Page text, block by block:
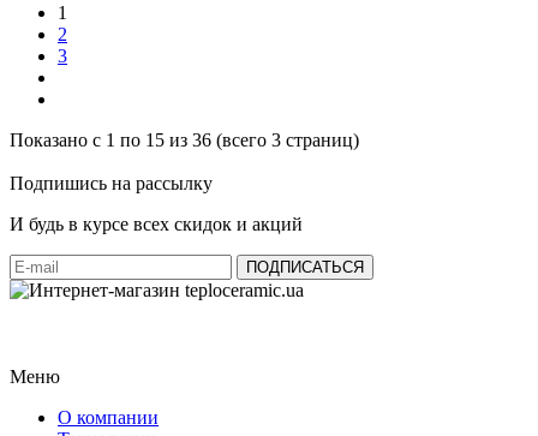
1
2
3
Показано с 1 по 15 из 36 (всего 3 страниц)
Подпишись на рассылку
И будь в курсе всех скидок и акций
Меню
О компании